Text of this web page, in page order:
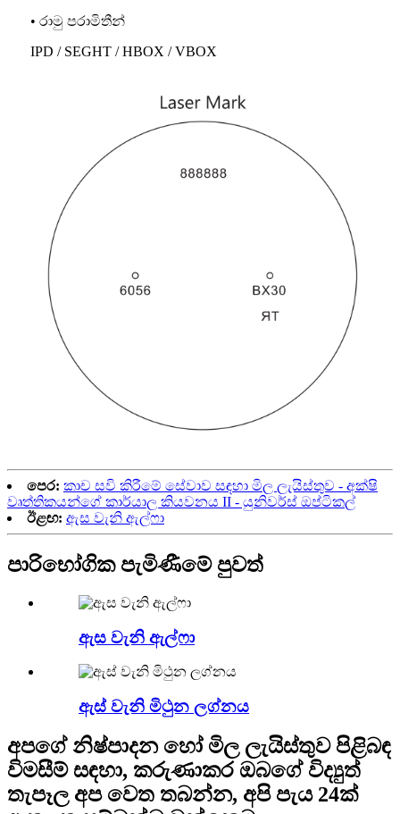
• රාමු පරාමිතීන්
IPD / SEGHT / HBOX / VBOX
පෙර: කාච සවි කිරීමේ සේවාව සඳහා මිල ලැයිස්තුව - අක්ෂි
වෘත්තිකයන්ගේ කාර්යාල කියවනය II - යුනිවර්ස් ඔප්ටිකල්
ඊළඟ: ඇස වැනි ඇල්ෆා
පාරිභෝගික පැමිණීමේ පුවත්
ඇස වැනි ඇල්ෆා
ඇස් වැනි මිථුන ලග්නය
අපගේ නිෂ්පාදන හෝ මිල ලැයිස්තුව පිළිබඳ
විමසීම් සඳහා, කරුණාකර ඔබගේ විද්‍යුත්
තැපෑල අප වෙත තබන්න, අපි පැය 24ක්